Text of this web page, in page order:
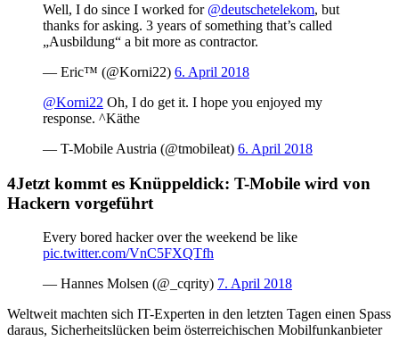
Well, I do since I worked for @deutschetelekom, but
thanks for asking. 3 years of something that’s called
„Ausbildung“ a bit more as contractor.
— Eric™ (@Korni22) 6. April 2018
@Korni22 Oh, I do get it. I hope you enjoyed my
response. ^Käthe
— T-Mobile Austria (@tmobileat) 6. April 2018
Jetzt kommt es Knüppeldick: T-Mobile wird von
Hackern vorgeführt
Every bored hacker over the weekend be like
pic.twitter.com/VnC5FXQTfh
— Hannes Molsen (@_cqrity) 7. April 2018
Weltweit machten sich IT-Experten in den letzten Tagen einen Spass
daraus, Sicherheitslücken beim österreichischen Mobilfunkanbieter